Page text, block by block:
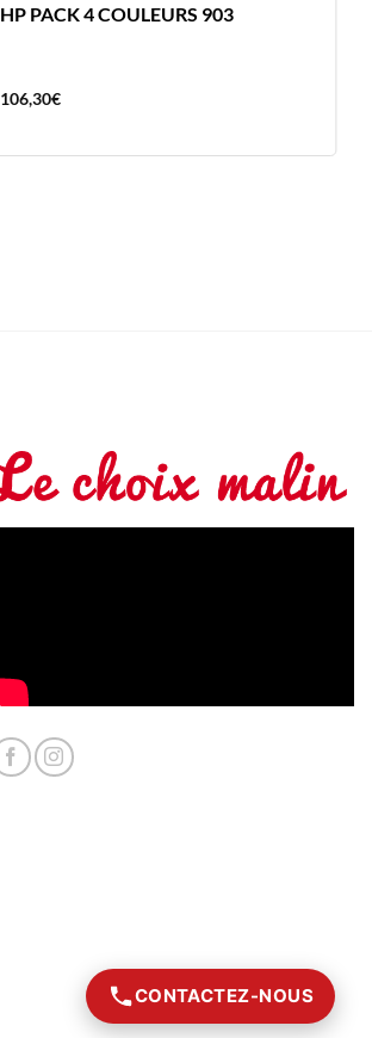
HP PACK 4 COULEURS 903
106,30€
CONTACTEZ-NOUS